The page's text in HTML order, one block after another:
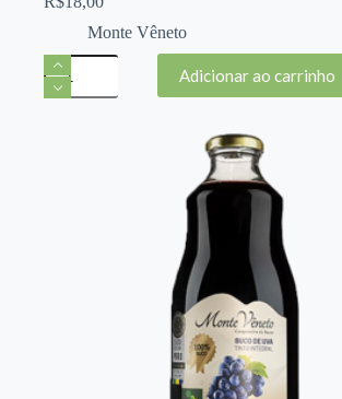
Monte Vêneto
Suco
de
uva
Adicionar ao carrinho